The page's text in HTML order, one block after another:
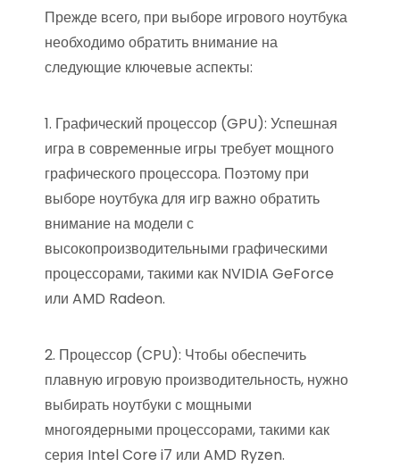
Прежде всего, при выборе игрового ноутбука
необходимо обратить внимание на
следующие ключевые аспекты:
1. Графический процессор (GPU): Успешная
игра в современные игры требует мощного
графического процессора. Поэтому при
выборе ноутбука для игр важно обратить
внимание на модели с
высокопроизводительными графическими
процессорами, такими как NVIDIA GeForce
или AMD Radeon.
2. Процессор (CPU): Чтобы обеспечить
плавную игровую производительность, нужно
выбирать ноутбуки с мощными
многоядерными процессорами, такими как
серия Intel Core i7 или AMD Ryzen.